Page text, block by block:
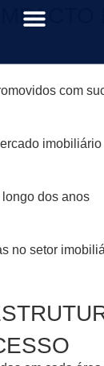
com
imobiliário
longo dos anos
no setor